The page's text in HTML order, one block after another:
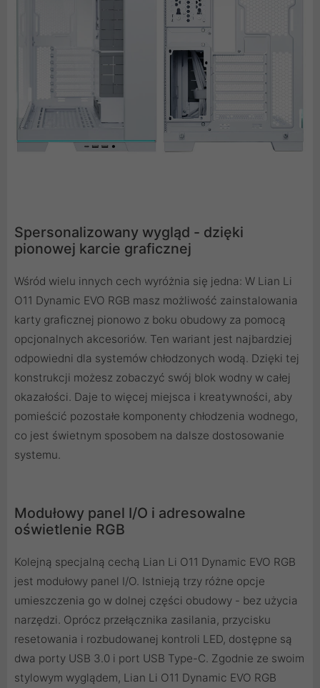
Spersonalizowany wygląd - dzięki
pionowej karcie graficznej
Wśród wielu innych cech wyróżnia się jedna: W Lian Li
O11 Dynamic EVO RGB masz możliwość zainstalowania
karty graficznej pionowo z boku obudowy za pomocą
opcjonalnych akcesoriów. Ten wariant jest najbardziej
odpowiedni dla systemów chłodzonych wodą. Dzięki tej
konstrukcji możesz zobaczyć swój blok wodny w całej
okazałości. Daje to więcej miejsca i kreatywności, aby
pomieścić pozostałe komponenty chłodzenia wodnego,
co jest świetnym sposobem na dalsze dostosowanie
systemu.
Modułowy panel I/O i adresowalne
oświetlenie RGB
Kolejną specjalną cechą Lian Li O11 Dynamic EVO RGB
jest modułowy panel I/O. Istnieją trzy różne opcje
umieszczenia go w dolnej części obudowy - bez użycia
narzędzi. Oprócz przełącznika zasilania, przycisku
resetowania i rozbudowanej kontroli LED, dostępne są
dwa porty USB 3.0 i port USB Type-C. Zgodnie ze swoim
stylowym wyglądem, Lian Li O11 Dynamic EVO RGB